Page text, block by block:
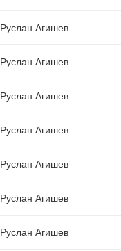
Руслан Агишев
Руслан Агишев
Руслан Агишев
Руслан Агишев
Руслан Агишев
Руслан Агишев
Руслан Агишев